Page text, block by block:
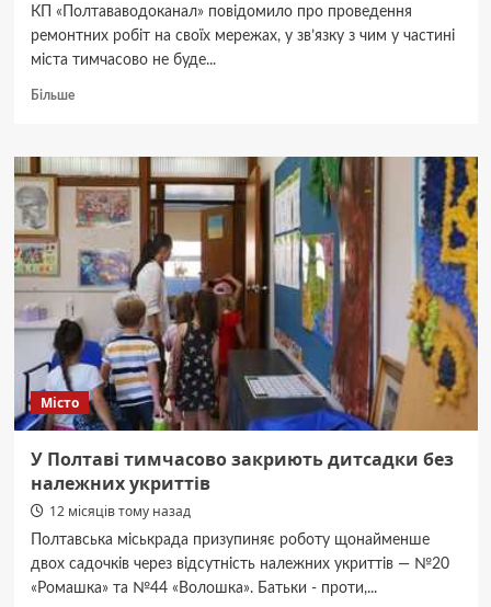
КП «Полтававодоканал» повідомило про проведення
ремонтних робіт на своїх мережах, у зв’язку з чим у частині
міста тимчасово не буде...
БільшеДокладніше
Полтави
раптово
опинилася
без
Місто
У Полтаві тимчасово закриють дитсадки без
належних укриттів
12 місяців тому назад
Полтавська міськрада призупиняє роботу щонайменше
двох садочків через відсутність належних укриттів — №20
«Ромашка» та №44 «Волошка». Батьки - проти,...